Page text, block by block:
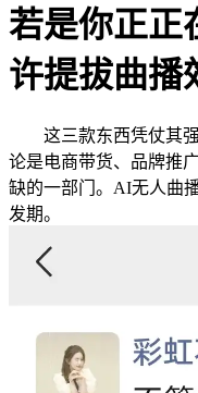
若是你正正
许提拔曲播
这三款东西凭仗其强
论是电商带货、品牌推
缺的一部门。AI无人曲
发期。